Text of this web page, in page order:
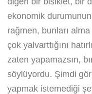
ekonomik
rağmen, bunları
çok yalvarttığını
zaten yapamazsın,
söylüyordu. Şimdi
yapmak istemediği